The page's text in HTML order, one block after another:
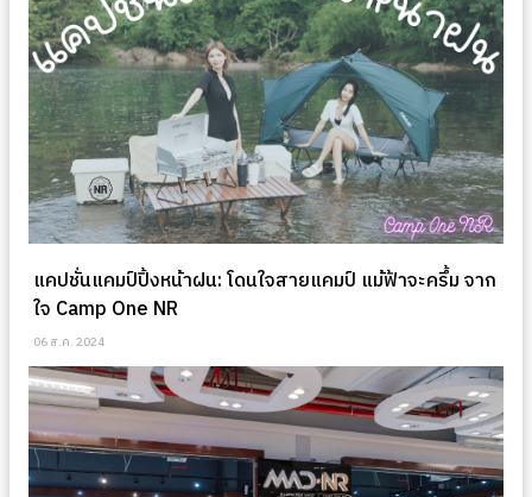
แคปชั่นแคมป์ปิ้งหน้าฝน: โดนใจสายแคมป์ แม้ฟ้าจะครึ้ม จาก
ใจ Camp One NR
06 ส.ค. 2024